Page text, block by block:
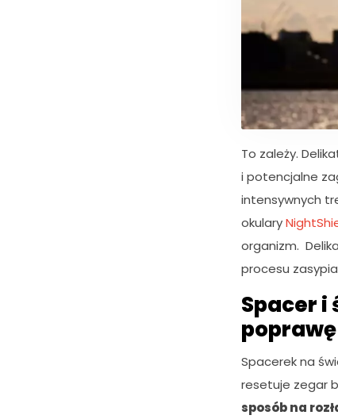
To zależy.
i potencjalne
intensywnych
okulary
organizm.
procesu
Spacer i
Spacerek na
resetuje zegar
sposób na